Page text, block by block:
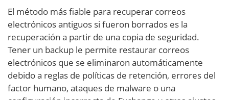
El método más fiable para recuperar correos
electrónicos antiguos si fueron borrados es la
recuperación a partir de una copia de seguridad.
Tener un backup le permite restaurar correos
electrónicos que se eliminaron automáticamente
debido a reglas de políticas de retención, errores del
factor humano, ataques de malware o una